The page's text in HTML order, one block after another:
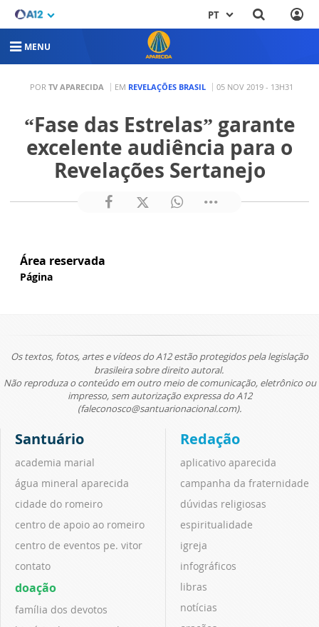
PT
MENU
POR TV APARECIDA EM REVELAÇÕES BRASIL 05 NOV 2019 - 13H31
“Fase das Estrelas” garante
excelente audiência para o
Revelações Sertanejo
Área reservada
Página
Os textos, fotos, artes e vídeos do A12 estão protegidos pela legislação
brasileira sobre direito autoral.
Não reproduza o conteúdo em outro meio de comunicação, eletrônico ou
impresso, sem autorização expressa do A12
(faleconosco@santuarionacional.com).
Santuário
academia marial
água mineral aparecida
cidade do romeiro
centro de apoio ao romeiro
centro de eventos pe. vitor
contato
doação
família dos devotos
Redação
aplicativo aparecida
campanha da fraternidade
dúvidas religiosas
espiritualidade
igreja
infográficos
libras
notícias